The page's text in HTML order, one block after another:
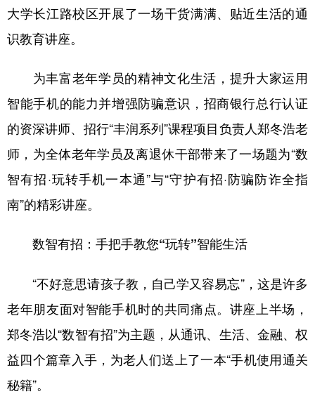
健康 军事 访谈 视频
食品 人居 信息化 乡村振兴
溯源中国 城市 旅游 能源
会展 彩票 娱乐 时尚
亚太网
地方频道
北京 天津 河北 山西
辽宁 吉林 上海 江苏
浙江 安徽 福建 江西
大学长江路校区开展了一场干货满满、贴近生活的通
识教育讲座。
为丰富老年学员的精神文化生活，提升大家运用
智能手机的能力并增强防骗意识，招商银行总行认证
的资深讲师、招行“丰润系列”课程项目负责人郑冬浩老
师，为全体老年学员及离退休干部带来了一场题为“数
智有招·玩转手机一本通”与“守护有招·防骗防诈全指
南”的精彩讲座。
数智有招：手把手教您“玩转”智能生活
“不好意思请孩子教，自己学又容易忘”，这是许多
老年朋友面对智能手机时的共同痛点。讲座上半场，
郑冬浩以“数智有招”为主题，从通讯、生活、金融、权
益四个篇章入手，为老人们送上了一本“手机使用通关
秘籍”。